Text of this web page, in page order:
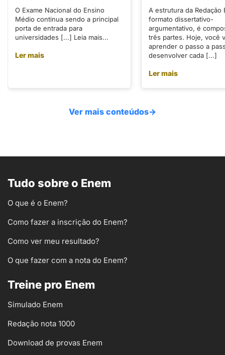
O Exame Nacional do Ensino
Médio continua sendo a principal
porta de entrada para
universidades [...] Leia mais...
Ler mais
A estrutura da Redação
formato dissertativo-
argumentativo, é
três partes. Hoje, você
aprender o passo a
desenvolver cada [...]
Ler mais
Ver mais conteúdos→
Tudo sobre o Enem
O que é o Enem?
Como fazer a inscrição do Enem?
Como ver meu resultado?
O que fazer com a nota do Enem?
Treine pro Enem
Simulado Enem
Redação nota 1000
Download de provas Enem